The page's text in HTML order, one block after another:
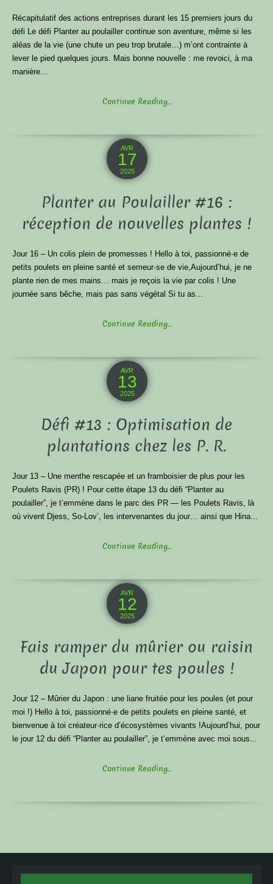
Récapitulatif des actions entreprises durant les 15 premiers jours du
défi Le défi Planter au poulailler continue son aventure, même si les
aléas de la vie (une chute un peu trop brutale…) m’ont contrainte à
lever le pied quelques jours. Mais bonne nouvelle : me revoici, à ma
manière...
Continue Reading...
AVR
17
2025
Planter au Poulailler #16 :
réception de nouvelles plantes !
Jour 16 – Un colis plein de promesses ! Hello à toi, passionné·e de
petits poulets en pleine santé et semeur·se de vie,Aujourd’hui, je ne
plante rien de mes mains… mais je reçois la vie par colis ! Une
journée sans bêche, mais pas sans végétal Si tu as...
Continue Reading...
AVR
13
2025
Défi #13 : Optimisation de
plantations chez les P. R.
Jour 13 – Une menthe rescapée et un framboisier de plus pour les
Poulets Ravis (PR) ! Pour cette étape 13 du défi “Planter au
poulailler”, je t’emmène dans le parc des PR — les Poulets Ravis, là
où vivent Djess, So-Lov’, les intervenantes du jour… ainsi que Hina...
Continue Reading...
AVR
12
2025
Fais ramper du mûrier ou raisin
du Japon pour tes poules !
Jour 12 – Mûrier du Japon : une liane fruitée pour les poules (et pour
moi !) Hello à toi, passionné·e de petits poulets en pleine santé, et
bienvenue à toi créateur·rice d’écosystèmes vivants !Aujourd’hui, pour
le jour 12 du défi “Planter au poulailler”, je t’emmène avec moi sous...
Continue Reading...